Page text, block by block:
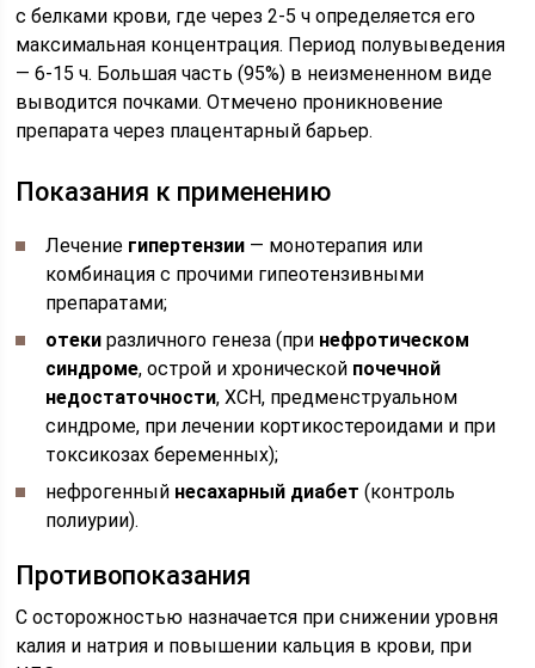
с белками крови, где через 2-5 ч определяется его
максимальная концентрация. Период полувыведения
— 6-15 ч. Большая часть (95%) в неизмененном виде
выводится почками. Отмечено проникновение
препарата через плацентарный барьер.
Показания к применению
Лечение гипертензии — монотерапия или
комбинация с прочими гипеотензивными
препаратами;
отеки различного генеза (при нефротическом
синдроме, острой и хронической почечной
недостаточности, ХСН, предменструальном
синдроме, при лечении кортикостероидами и при
токсикозах беременных);
нефрогенный несахарный диабет (контроль
полиурии).
Противопоказания
С осторожностью назначается при снижении уровня
калия и натрия и повышении кальция в крови, при